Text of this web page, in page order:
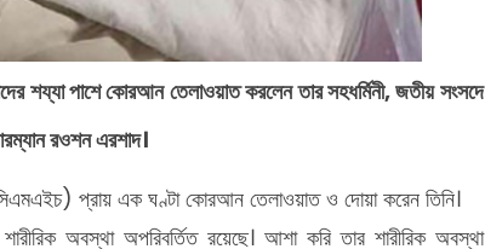
শয্যা পাশে কোরআন তেলাওয়াত করলেন তার সহধর্মিনী, জতীয় সংসদে
রওশন এরশাদ।
প্রায় এক ঘণ্টা কোরআন তেলাওয়াত ও দোয়া করেন তিনি।
অবস্থা অপরিবর্তিত রয়েছে। আশা করি তার শারীরিক অবস্থা